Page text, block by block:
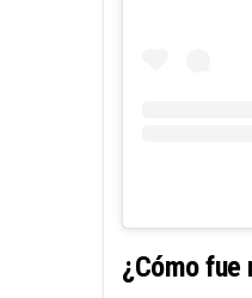
¿Cómo fue